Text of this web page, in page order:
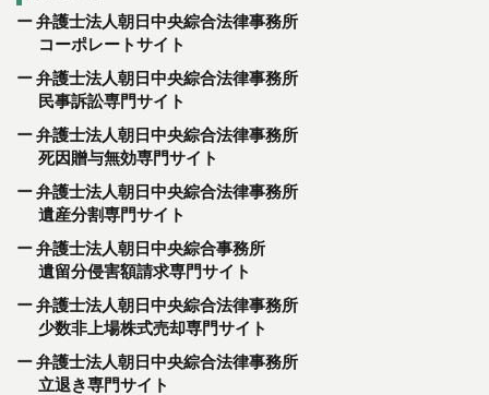
弁護士法人朝日中央綜合法律事務所
コーポレートサイト
弁護士法人朝日中央綜合法律事務所
民事訴訟専門サイト
弁護士法人朝日中央綜合法律事務所
死因贈与無効専門サイト
弁護士法人朝日中央綜合法律事務所
遺産分割専門サイト
弁護士法人朝日中央綜合事務所
遺留分侵害額請求専門サイト
弁護士法人朝日中央綜合法律事務所
少数非上場株式売却専門サイト
弁護士法人朝日中央綜合法律事務所
立退き専門サイト